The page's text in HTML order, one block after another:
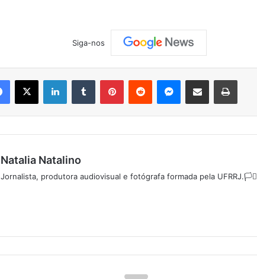
Siga-nos
Natalia Natalino
Jornalista, produtora audiovisual e fotógrafa formada pela UFRRJ.🏳️‍⚧️